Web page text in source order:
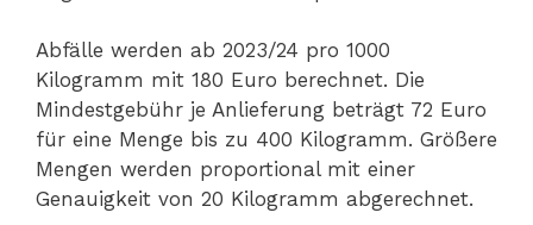
Abfälle werden ab 2023/24 pro 1000
Kilogramm mit 180 Euro berechnet. Die
Mindestgebühr je Anlieferung beträgt 72 Euro
für eine Menge bis zu 400 Kilogramm. Größere
Mengen werden proportional mit einer
Genauigkeit von 20 Kilogramm abgerechnet.